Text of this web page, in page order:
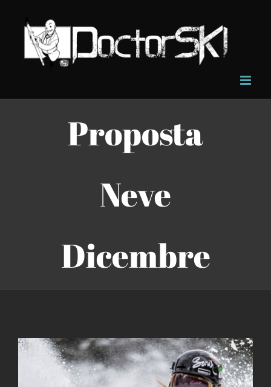
contenuto
Proposta
Neve
Dicembre
Ingrandisci
immagine